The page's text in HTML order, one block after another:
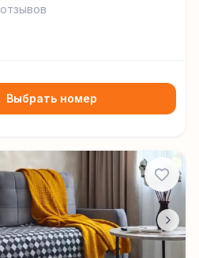
отзывов
Выбрать номер